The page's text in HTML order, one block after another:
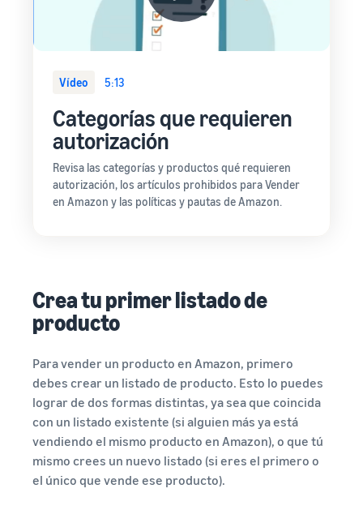
Vídeo 5:13
Categorías que requieren
autorización
Revisa las categorías y productos qué requieren
autorización, los artículos prohibidos para Vender
en Amazon y las políticas y pautas de Amazon.
Crea tu primer listado de
producto
Para vender un producto en Amazon, primero
debes crear un listado de producto. Esto lo puedes
lograr de dos formas distintas, ya sea que coincida
con un listado existente (si alguien más ya está
vendiendo el mismo producto en Amazon), o que tú
mismo crees un nuevo listado (si eres el primero o
el único que vende ese producto).